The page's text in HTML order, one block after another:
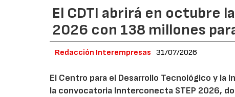
El CDTI abrirá en octubre
2026 con 138 millones
Redacción Interempresas 31/07/2026
El Centro para el Desarrollo Tecnológico y la
la convocatoria Innterconecta STEP 2026,